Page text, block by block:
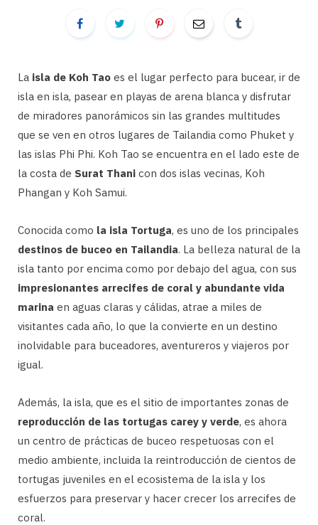
La isla de Koh Tao es el lugar perfecto para bucear, ir de
isla en isla, pasear en playas de arena blanca y disfrutar
de miradores panorámicos sin las grandes multitudes
que se ven en otros lugares de Tailandia como Phuket y
las islas Phi Phi. Koh Tao se encuentra en el lado este de
la costa de Surat Thani con dos islas vecinas, Koh
Phangan y Koh Samui.
Conocida como la isla Tortuga, es uno de los principales
destinos de buceo en Tailandia. La belleza natural de la
isla tanto por encima como por debajo del agua, con sus
impresionantes arrecifes de coral y abundante vida
marina en aguas claras y cálidas, atrae a miles de
visitantes cada año, lo que la convierte en un destino
inolvidable para buceadores, aventureros y viajeros por
igual.
Además, la isla, que es el sitio de importantes zonas de
reproducción de las tortugas carey y verde, es ahora
un centro de prácticas de buceo respetuosas con el
medio ambiente, incluida la reintroducción de cientos de
tortugas juveniles en el ecosistema de la isla y los
esfuerzos para preservar y hacer crecer los arrecifes de
coral.